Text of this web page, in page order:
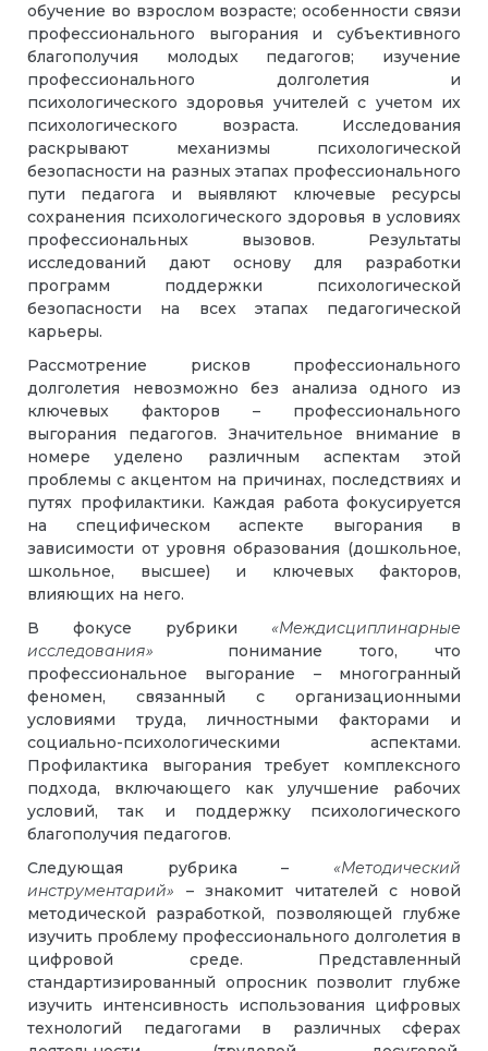
обучение во взрослом возрасте; особенности связи
профессионального выгорания и субъективного
благополучия молодых педагогов; изучение
профессионального долголетия и
психологического здоровья учителей с учетом их
психологического возраста. Исследования
раскрывают механизмы психологической
безопасности на разных этапах профессионального
пути педагога и выявляют ключевые ресурсы
сохранения психологического здоровья в условиях
профессиональных вызовов. Результаты
исследований дают основу для разработки
программ поддержки психологической
безопасности на всех этапах педагогической
карьеры.
Рассмотрение рисков профессионального
долголетия невозможно без анализа одного из
ключевых факторов – профессионального
выгорания педагогов. Значительное внимание в
номере уделено различным аспектам этой
проблемы с акцентом на причинах, последствиях и
путях профилактики. Каждая работа фокусируется
на специфическом аспекте выгорания в
зависимости от уровня образования (дошкольное,
школьное, высшее) и ключевых факторов,
влияющих на него.
В фокусе рубрики «Междисциплинарные
исследования»
понимание того, что
профессиональное выгорание – многогранный
феномен, связанный с организационными
условиями труда, личностными факторами и
социально-психологическими аспектами.
Профилактика выгорания требует комплексного
подхода, включающего как улучшение рабочих
условий, так и поддержку психологического
благополучия педагогов.
Следующая рубрика – «Методический
инструментарий» – знакомит читателей с новой
методической разработкой, позволяющей глубже
изучить проблему профессионального долголетия в
цифровой среде. Представленный
стандартизированный опросник позволит глубже
изучить интенсивность использования цифровых
технологий педагогами в различных сферах